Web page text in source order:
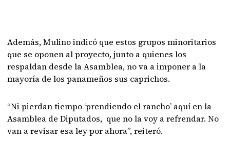
Además, Mulino indicó que estos grupos minoritarios
que se oponen al proyecto, junto a quienes los
respaldan desde la Asamblea, no va a imponer a la
mayoría de los panameños sus caprichos.
“Ni pierdan tiempo ‘prendiendo el rancho’ aquí en la
Asamblea de Diputados, que no la voy a refrendar. No
van a revisar esa ley por ahora”, reiteró.